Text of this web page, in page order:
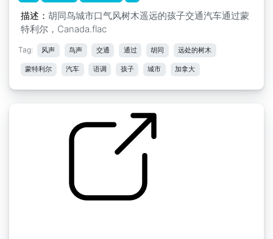
描述： 胡同鸟城市口气风树木遥远的孩子交通汽车通过蒙
特利尔，Canada.flac
Tag: 风声 鸟声 交通 通过 胡同 远处的树木
蒙特利尔 汽车 语调 孩子 城市 加拿大